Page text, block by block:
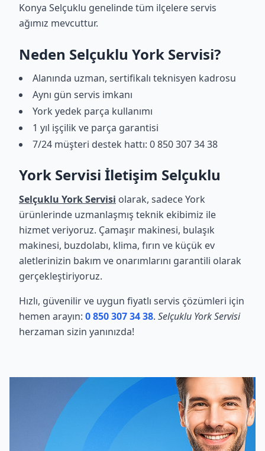
Konya Selçuklu genelinde tüm ilçelere servis
ağımız mevcuttur.
Neden Selçuklu York Servisi?
Alanında uzman, sertifikalı teknisyen kadrosu
Aynı gün servis imkanı
York yedek parça kullanımı
1 yıl işçilik ve parça garantisi
7/24 müşteri destek hattı: 0 850 307 34 38
York Servisi İletişim Selçuklu
Selçuklu York Servisi olarak, sadece York
ürünlerinde uzmanlaşmış teknik ekibimiz ile
hizmet veriyoruz. Çamaşır makinesi, bulaşık
makinesi, buzdolabı, klima, fırın ve küçük ev
aletlerinizin bakım ve onarımlarını garantili olarak
gerçekleştiriyoruz.
Hızlı, güvenilir ve uygun fiyatlı servis çözümleri için
hemen arayın: 0 850 307 34 38. Selçuklu York Servisi
herzaman sizin yanınızda!